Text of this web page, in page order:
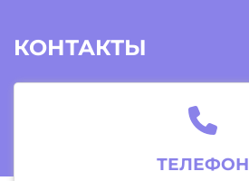
КОНТАКТЫ
ТЕЛЕФОН